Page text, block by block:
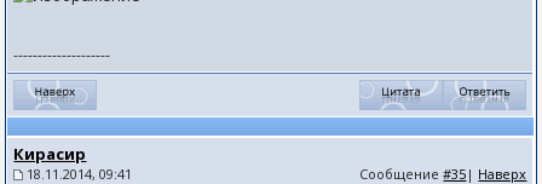
--------------------
Кирасир
18.11.2014, 09:41 Сообщение#35 | Наверх